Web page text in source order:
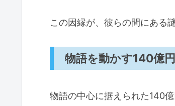
この因縁が、彼らの間にある
物語を動かす140億
物語の中心に据えられた140